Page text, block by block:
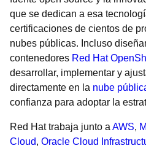
que se dedican a esa
certificaciones de cientos de
nubes públicas. Incluso
contenedores Red Hat
desarrollar, implementar y
directamente en la nube
confianza para adoptar la
Red Hat trabaja junto a AWS,
Cloud, Oracle Cloud